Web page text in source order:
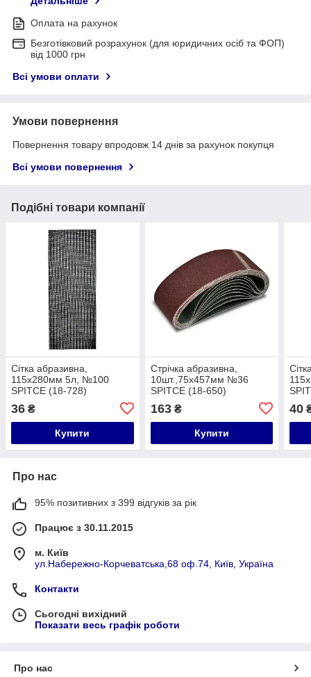
Оплата на рахунок
Безготівковий розрахунок (для юридичних осіб та ФОП)
від 1000 грн
Всі умови оплати
Умови повернення
Повернення товару впродовж 14 днів за рахунок покупця
Всі умови повернення
Подібні товари компанії
Сітка абразивна,
115х280мм 5л, №100
SPIТСЕ (18-728)
36 ₴
Купити
Стрічка абразивна,
10шт.,75х457мм №36
SPIТСЕ (18-650)
163₴
Купити
40
Про нас
95% позитивних з 399 відгуків за рік
Працює з 30.11.2015
м. Київ
ул.Набережно-Корчеватська,68 оф.74, Київ, Україна
Контакти
Сьогодні вихідний
Показати весь графік роботи
Про нас